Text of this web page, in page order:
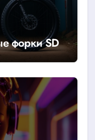
форки SD